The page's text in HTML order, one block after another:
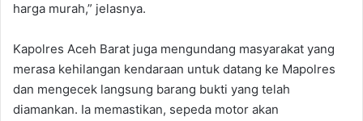
harga murah,” jelasnya.
Kapolres Aceh Barat juga mengundang masyarakat yang
merasa kehilangan kendaraan untuk datang ke Mapolres
dan mengecek langsung barang bukti yang telah
diamankan. Ia memastikan, sepeda motor akan